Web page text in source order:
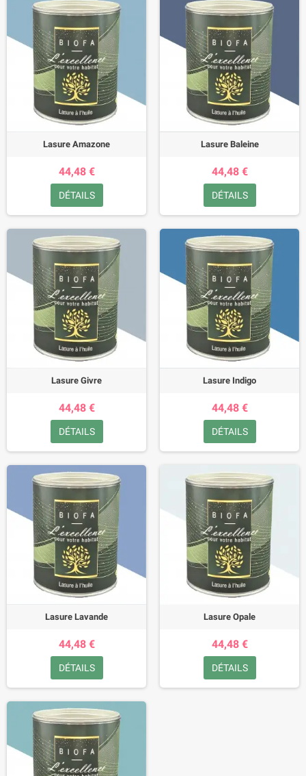
Lasure Amazone
44,48 €
DÉTAILS
Lasure Baleine
44,48 €
DÉTAILS
Lasure Givre
44,48 €
DÉTAILS
Lasure Indigo
44,48 €
DÉTAILS
Lasure Lavande
44,48 €
DÉTAILS
Lasure Opale
44,48 €
DÉTAILS